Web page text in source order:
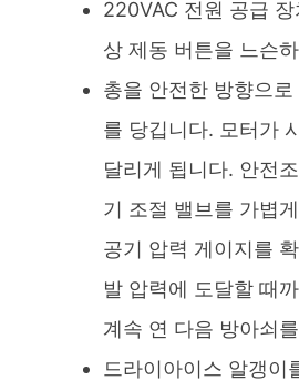
220VAC 전원 공급
상 제동 버튼을 느슨
총을 안전한 방향으
를 당깁니다. 모터가
달리게 됩니다. 안전
기 조절 밸브를 가볍
공기 압력 게이지를
발 압력에 도달할 때
계속 연 다음 방아쇠
드라이아이스 알갱이